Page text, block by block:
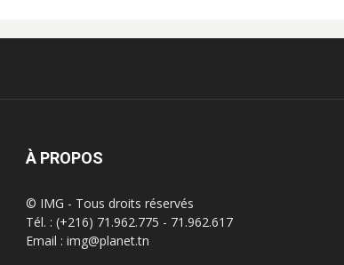
À PROPOS
© IMG - Tous droits réservés
Tél. : (+216) 71.962.775 - 71.962.617
Email : img@planet.tn